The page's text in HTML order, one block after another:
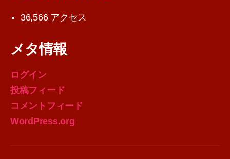
36,566 アクセス
メタ情報
ログイン
投稿フィード
コメントフィード
WordPress.org